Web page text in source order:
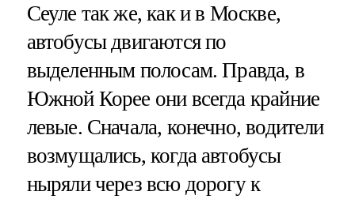
Сеуле так же, как и в Москве,
автобусы двигаются по
выделенным полосам. Правда, в
Южной Корее они всегда крайние
левые. Сначала, конечно, водители
возмущались, когда автобусы
ныряли через всю дорогу к